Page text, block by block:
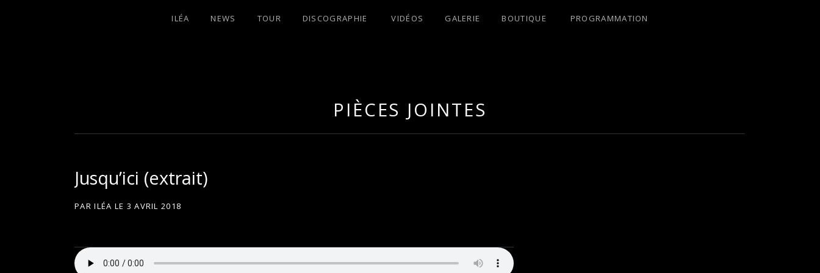
L
É
A
ILÉA NEWS TOUR DISCOGRAPHIE VIDÉOS GALERIE BOUTIQUE PROGRAMMATION
PIÈCES JOINTES
Jusqu’ici (extrait)
PARILÉA LE 3 AVRIL 2018